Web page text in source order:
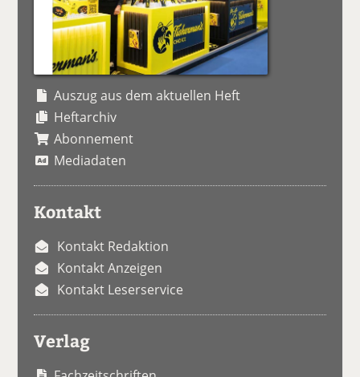
Auszug aus dem aktuellen Heft
Heftarchiv
Abonnement
Mediadaten
Kontakt
Kontakt Redaktion
Kontakt Anzeigen
Kontakt Leserservice
Verlag